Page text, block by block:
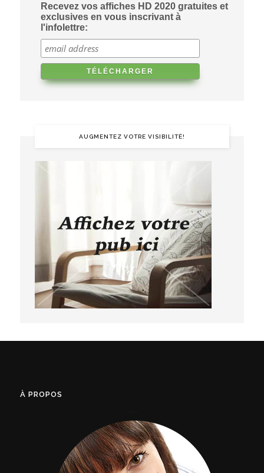
Recevez vos affiches HD 2020 gratuites et
exclusives en vous inscrivant à
l'infolettre:
AUGMENTEZ VOTRE VISIBILITÉ!
À PROPOS